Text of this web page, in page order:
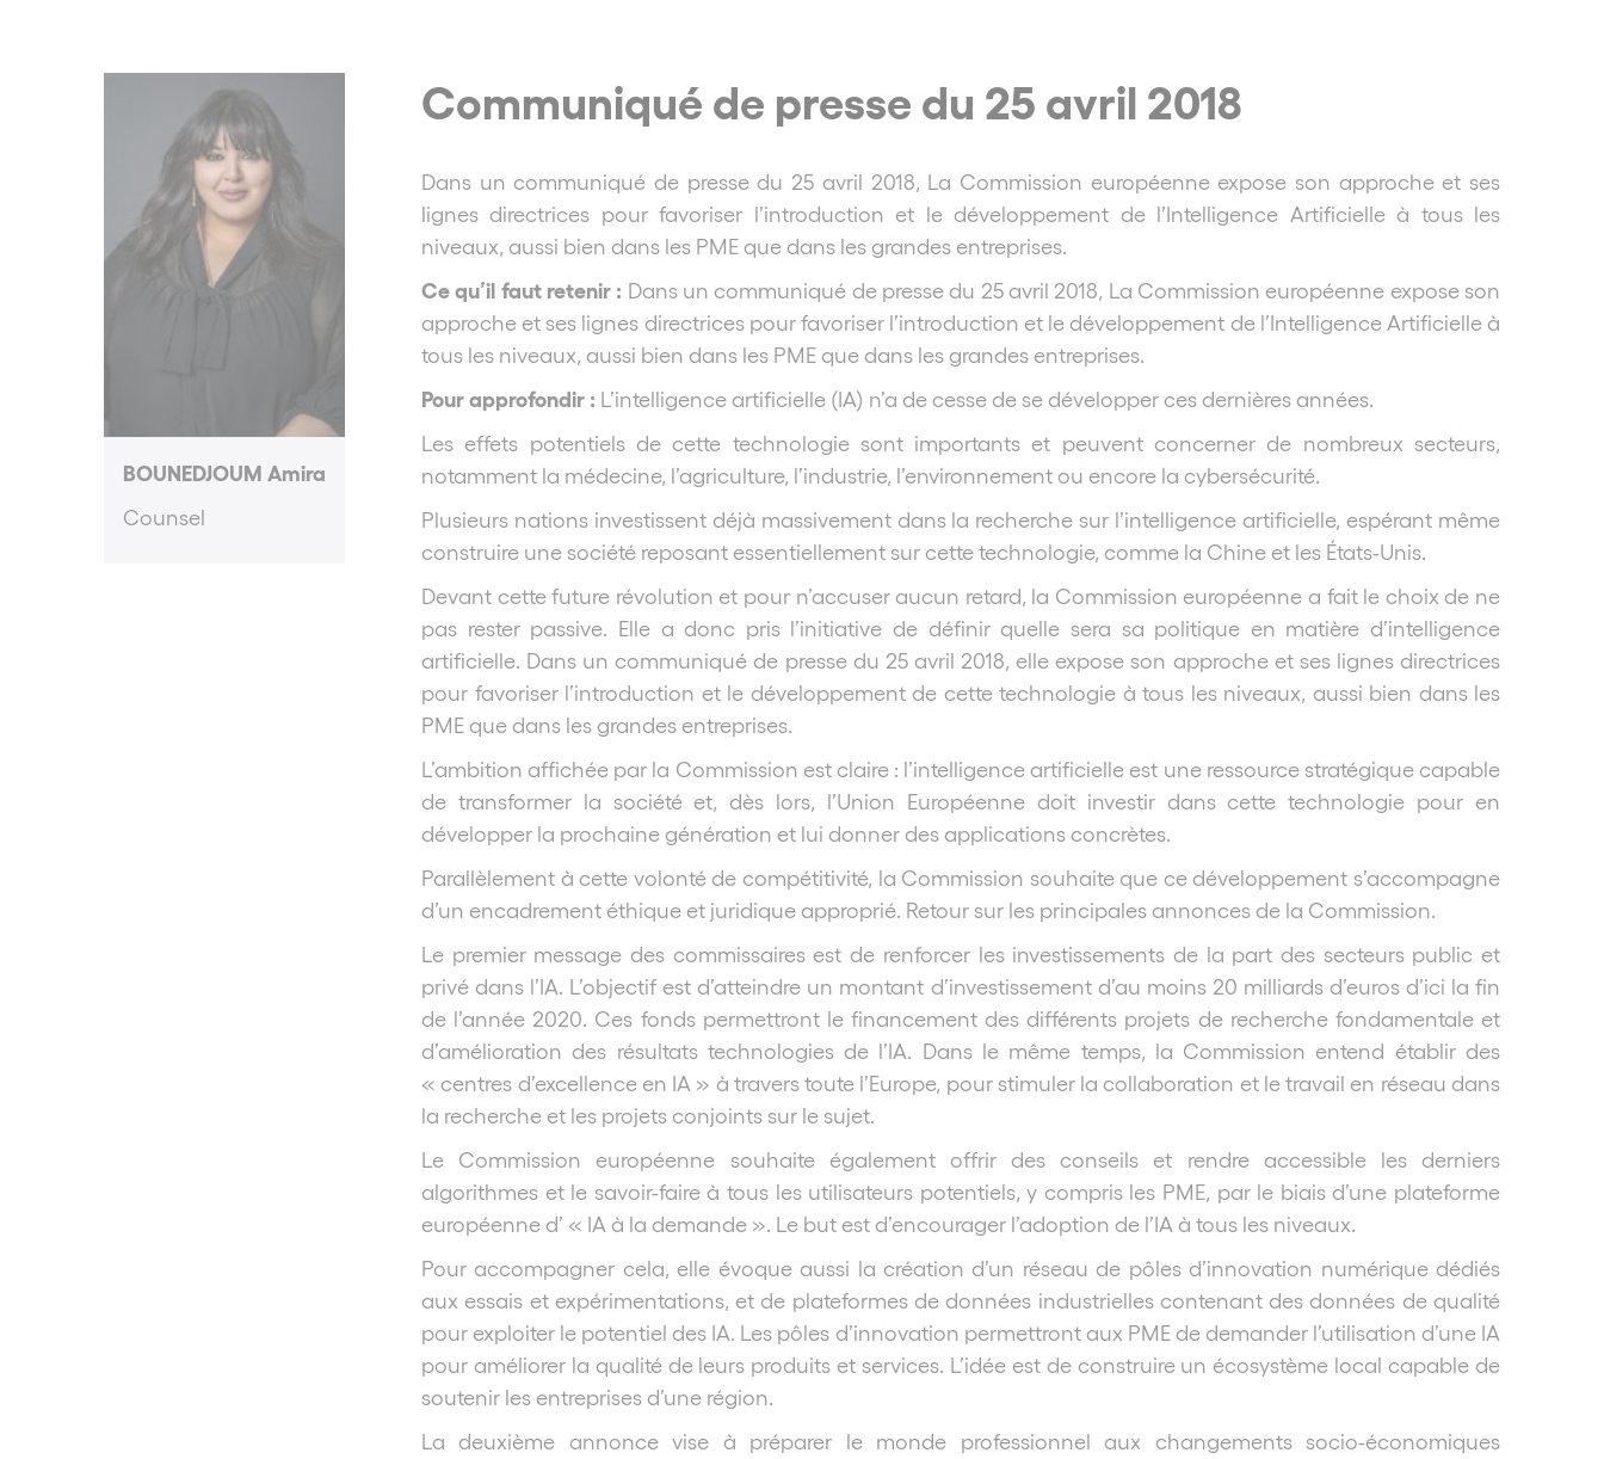
BOUNEDJOUM Amira
Counsel
Communiqué de presse du 25 avril 2018
Dans un communiqué de presse du 25 avril 2018, La Commission européenne expose son approche et ses
lignes directrices pour favoriser l’introduction et le développement de l’Intelligence Artificielle à tous les
niveaux, aussi bien dans les PME que dans les grandes entreprises.
Ce qu’il faut retenir : Dans un communiqué de presse du 25 avril 2018, La Commission européenne expose son
approche et ses lignes directrices pour favoriser l’introduction et le développement de l’Intelligence Artificielle à
tous les niveaux, aussi bien dans les PME que dans les grandes entreprises.
Pour approfondir : L’intelligence artificielle (IA) n’a de cesse de se développer ces dernières années.
Les effets potentiels de cette technologie sont importants et peuvent concerner de nombreux secteurs,
notamment la médecine, l’agriculture, l’industrie, l’environnement ou encore la cybersécurité.
Plusieurs nations investissent déjà massivement dans la recherche sur l’intelligence artificielle, espérant même
construire une société reposant essentiellement sur cette technologie, comme la Chine et les États-Unis.
Devant cette future révolution et pour n’accuser aucun retard, la Commission européenne a fait le choix de ne
pas rester passive. Elle a donc pris l’initiative de définir quelle sera sa politique en matière d’intelligence
artificielle. Dans un communiqué de presse du 25 avril 2018, elle expose son approche et ses lignes directrices
pour favoriser l’introduction et le développement de cette technologie à tous les niveaux, aussi bien dans les
PME que dans les grandes entreprises.
L’ambition affichée par la Commission est claire : l’intelligence artificielle est une ressource stratégique capable
de transformer la société et, dès lors, l’Union Européenne doit investir dans cette technologie pour en
développer la prochaine génération et lui donner des applications concrètes.
Parallèlement à cette volonté de compétitivité, la Commission souhaite que ce développement s’accompagne
d’un encadrement éthique et juridique approprié. Retour sur les principales annonces de la Commission.
Le premier message des commissaires est de renforcer les investissements de la part des secteurs public et
privé dans l’IA. L’objectif est d’atteindre un montant d’investissement d’au moins 20 milliards d’euros d’ici la fin
de l’année 2020. Ces fonds permettront le financement des différents projets de recherche fondamentale et
d’amélioration des résultats technologies de l’IA. Dans le même temps, la Commission entend établir des
« centres d’excellence en IA » à travers toute l’Europe, pour stimuler la collaboration et le travail en réseau dans
la recherche et les projets conjoints sur le sujet.
Le Commission européenne souhaite également offrir des conseils et rendre accessible les derniers
algorithmes et le savoir-faire à tous les utilisateurs potentiels, y compris les PME, par le biais d’une plateforme
européenne d’ « IA à la demande ». Le but est d’encourager l’adoption de l’IA à tous les niveaux.
Pour accompagner cela, elle évoque aussi la création d’un réseau de pôles d’innovation numérique dédiés
aux essais et expérimentations, et de plateformes de données industrielles contenant des données de qualité
pour exploiter le potentiel des IA. Les pôles d’innovation permettront aux PME de demander l’utilisation d’une IA
pour améliorer la qualité de leurs produits et services. L’idée est de construire un écosystème local capable de
soutenir les entreprises d’une région.
La deuxième annonce vise à préparer le monde professionnel aux changements socio-économiques